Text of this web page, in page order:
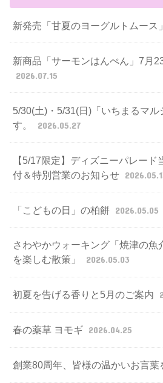
新発売「甘夏のヨーグルトムース
新商品「サーモンはんぺん」7月
2026.07.15
5/30(土)・5/31(日)「いちまるマル
す。
2026.05.27
【5/17限定】ディズニーパレー
付＆特別営業のお知らせ
「こどもの日」の柏餅 2026.05.05
さわやかウォーキング「焼津の魚
を楽しむ散策」
2026.05.03
初夏を告げる香りと5月のご案内
春の薬草 ヨモギ 2026.04.25
創業80周年、皆様の温かいお言葉